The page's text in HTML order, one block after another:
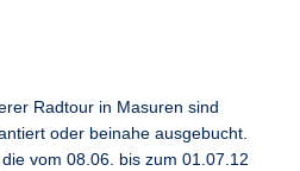
Radtour in Masuren sind
oder beinahe ausgebucht.
vom 08.06. bis zum 01.07.12